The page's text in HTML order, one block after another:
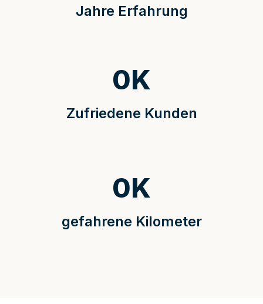
Jahre Erfahrung
Zufriedene Kunden
0K
gefahrene Kilometer
0K